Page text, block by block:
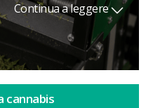
Continua a leggere
cannabis